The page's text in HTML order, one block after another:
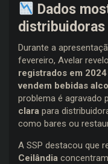
Dados
distribuidoras
Durante a
fevereiro, Avelar
registrados em
vendem bebidas
problema é agravado
clara para
como bares ou
A SSP destacou que
Ceilândia